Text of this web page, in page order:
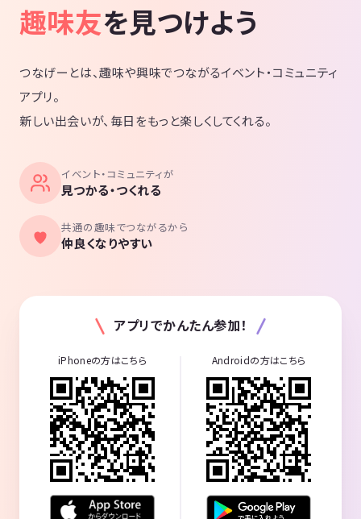
趣味友を見つけよう
つなげーとは、趣味や興味でつながるイベント・コミュニティ
アプリ。
新しい出会いが、毎日をもっと楽しくしてくれる。
イベント・コミュニティが
見つかる・つくれる
共通の趣味でつながるから
仲良くなりやすい
アプリでかんたん参加！
iPhoneの方はこちら Androidの方はこちら